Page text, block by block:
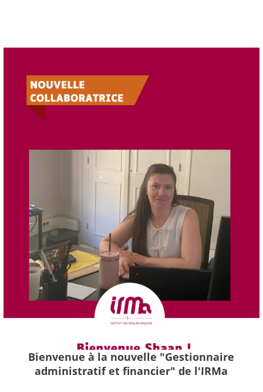
Bienvenue à la nouvelle "Gestionnaire
administratif et financier" de l'IRMa